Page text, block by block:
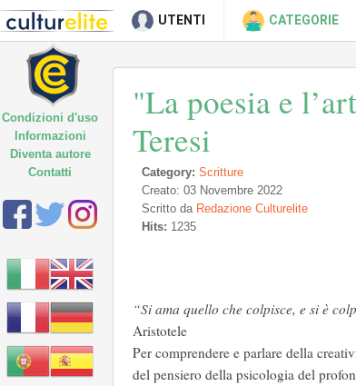
UTENTI CATEGORIE
"La poesia e
Teresi
Category: Scritture
Creato: 03 Novembre 2022
Scritto da Redazione Culturelite
Hits: 1235
“Si ama quello che colpisce, e si è
Aristotele
Per comprendere e parlare della
del pensiero della psicologia del
Condizioni d'uso
Informazioni
Diventa autore
Contatti